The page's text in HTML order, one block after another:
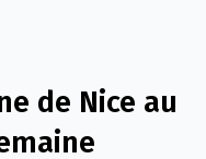
de Nice au